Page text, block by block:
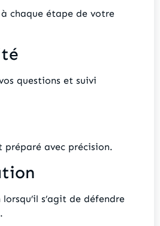
chaque étape de votre
questions et suivi
préparé avec précision.
s’agit de défendre